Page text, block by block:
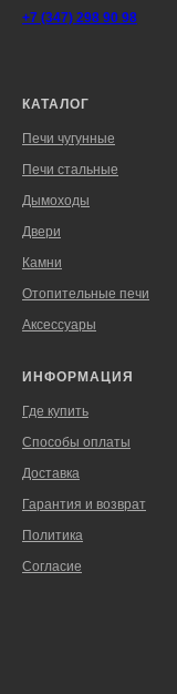
+7 (347) 298 90 98
КАТАЛОГ
Печи чугунные
Печи стальные
Дымоходы
Двери
Камни
Отопительные печи
Аксессуары
ИНФОРМАЦИЯ
Где купить
Способы оплаты
Доставка
Гарантия и возврат
Политика
Согласие